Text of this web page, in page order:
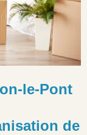
le-Pont
de